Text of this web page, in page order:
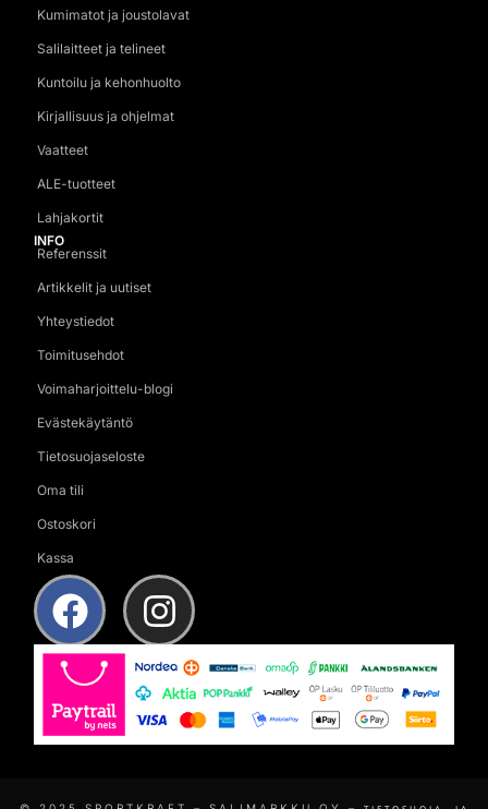
Kumimatot ja joustolavat
Salilaitteet ja telineet
Kuntoilu ja kehonhuolto
Kirjallisuus ja ohjelmat
Vaatteet
ALE-tuotteet
Lahjakortit
INFO
Referenssit
Artikkelit ja uutiset
Yhteystiedot
Toimitusehdot
Voimaharjoittelu-blogi
Evästekäytäntö
Tietosuojaseloste
Oma tili
Ostoskori
Kassa